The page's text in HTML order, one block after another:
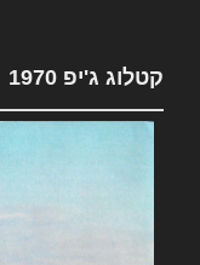
קטלוג ג'יפ 1970